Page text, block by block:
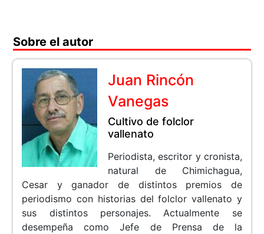
Sobre el autor
Juan Rincón
Vanegas
Cultivo de folclor
vallenato
Periodista, escritor y cronista,
natural de Chimichagua,
Cesar y ganador de distintos premios de
periodismo con historias del folclor vallenato y
sus distintos personajes. Actualmente se
desempeña como Jefe de Prensa de la